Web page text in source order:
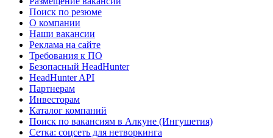
Поиск по резюме
О компании
Наши вакансии
Реклама на сайте
Требования к ПО
Безопасный HeadHunter
HeadHunter API
Партнерам
Инвесторам
Каталог компаний
Поиск по вакансиям в Алкуне (Ингушетия)
Сетка: соцсеть для нетворкинга